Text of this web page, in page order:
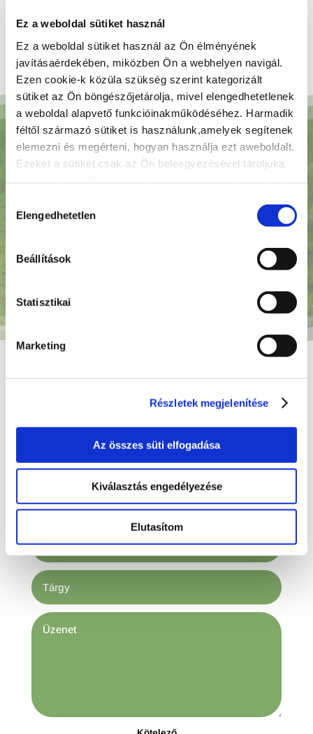
Ez a weboldal sütiket használ
Ez a weboldal sütiket használ az Ön élményének
javításaérdekében, miközben Ön a webhelyen navigál.
Ezen cookie-k közüla szükség szerint kategorizált
sütiket az Ön böngészőjetárolja, mivel elengedhetetlenek
a weboldal alapvető funkcióinakműködéséhez. Harmadik
féltől származó sütiket is használunk,amelyek segítenek
elemezni és megérteni, hogyan használja ezt aweboldalt.
Ezeket a sütiket csak az Ön beleegyezésével tároljuka
hatással lehetböngészési élményére.
kiválasztása
Elengedhetetlen
Beállítások
Statisztikai
Marketing
Részletek megjelenítése
Az összes süti elfogadása
Kiválasztás engedélyezése
Elutasítom
kidolgozásáról vagy a meglévő engedélyek
Terv célja a felmerülő kérdések és
az
ötlettől, a tervezésen át egészen a
Kapcsolat